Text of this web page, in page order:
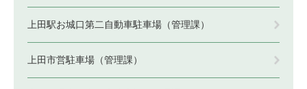
上田駅お城口第二自動車駐車場（管理課）
上田市営駐車場（管理課）